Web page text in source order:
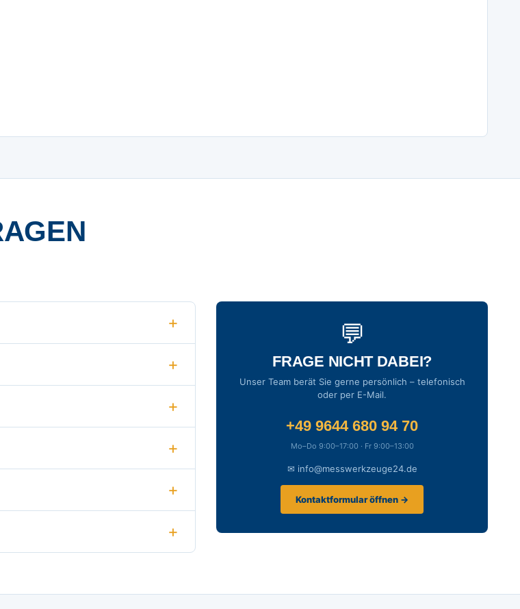
💬
FRAGE NICHT DABEI?
Unser Team berät Sie gerne persönlich – telefonisch
oder per E-Mail.
+49 9644 680 94 70
Mo–Do 9:00–17:00 · Fr 9:00–13:00
✉ info@messwerkzeuge24.de
Kontaktformular öffnen →